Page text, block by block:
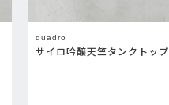
quadro
サイロ吟醸天竺タンクトップ